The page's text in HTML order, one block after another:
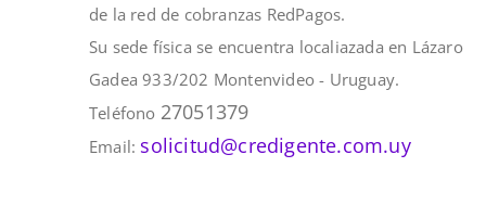
de la red de cobranzas RedPagos.
Su sede física se encuentra localiazada en Lázaro
Gadea 933/202 Montenvideo - Uruguay.
Teléfono 27051379
Email: solicitud@credigente.com.uy